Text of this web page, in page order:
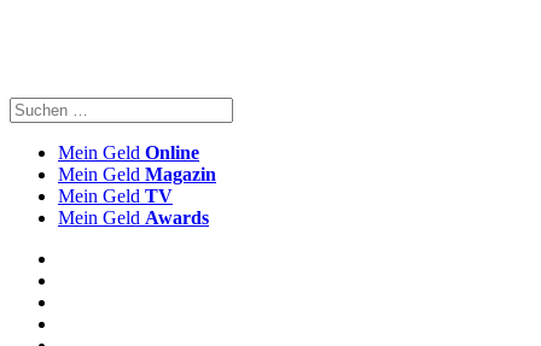
Mein Geld Online
Mein Geld Magazin
Mein Geld TV
Mein Geld Awards